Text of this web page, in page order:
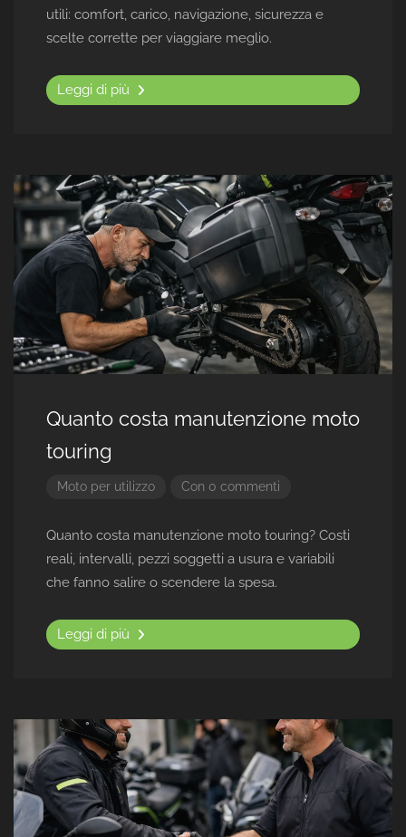
utili: comfort, carico, navigazione, sicurezza e
scelte corrette per viaggiare meglio.
Leggi di più
Quanto costa manutenzione moto
touring
Moto per utilizzo Con 0 commenti
Quanto costa manutenzione moto touring? Costi
reali, intervalli, pezzi soggetti a usura e variabili
che fanno salire o scendere la spesa.
Leggi di più